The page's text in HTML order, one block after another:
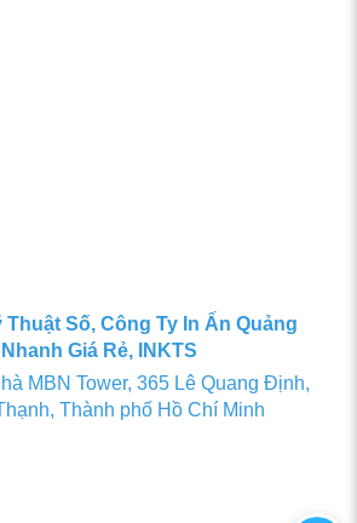
Thuật Số, Công Ty In Ấn Quảng
Giá Rẻ, INKTS
MBN Tower, 365 Lê Quang Định,
Thành phố Hồ Chí Minh